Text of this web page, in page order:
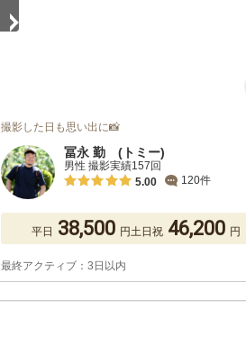
撮影した日も思い出に📸
冨永 勤 (トミー)
男性 撮影実績157回
5.00
120件
平日 38,500 円土日祝 46,200 円
最終アクティブ：3日以内